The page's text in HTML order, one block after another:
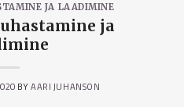
JA LAADIMINE
ja
BYAARI JUHANSON